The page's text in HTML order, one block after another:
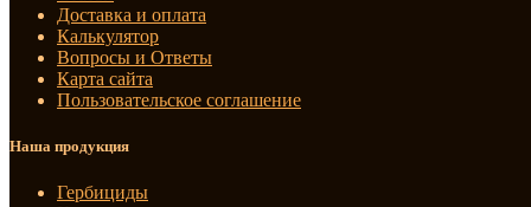
Доставка и оплата
Калькулятор
Вопросы и Ответы
Карта сайта
Пользовательское соглашение
Наша продукция
Гербициды